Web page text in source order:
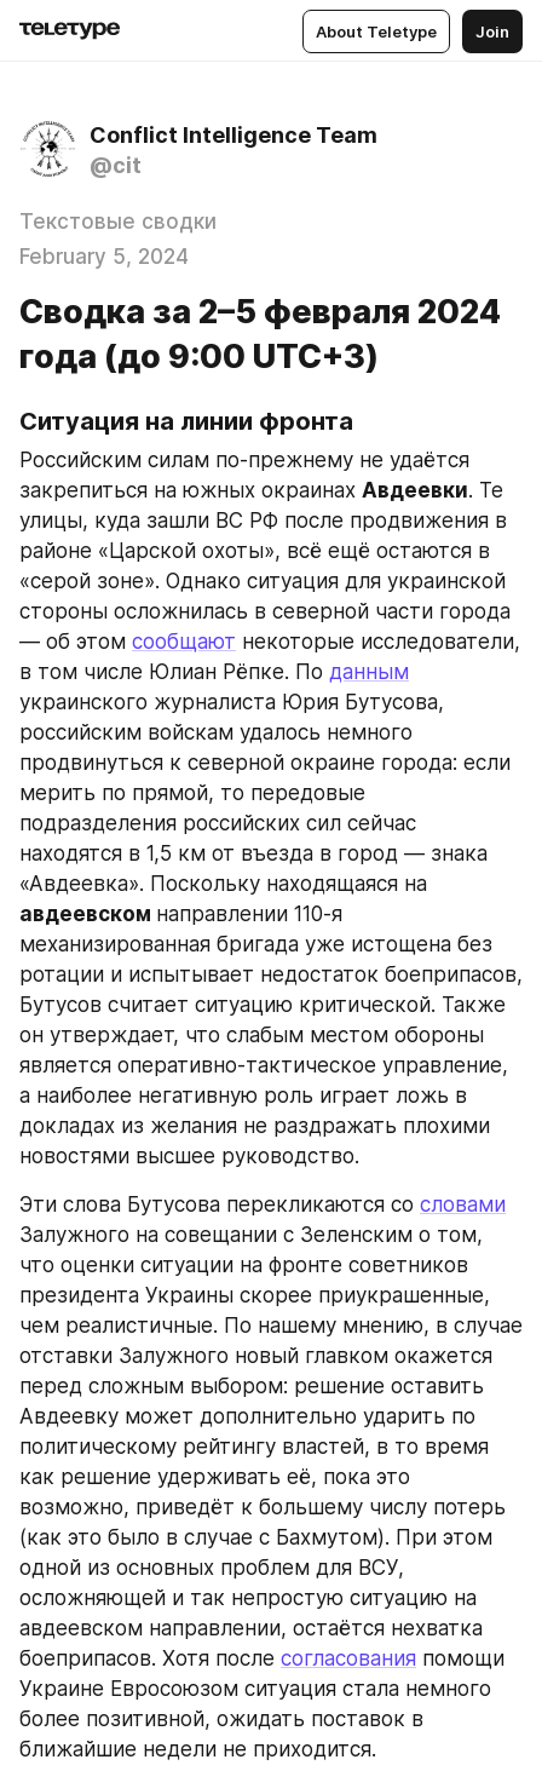
About Teletype Join
Conflict Intelligence Team
@cit
Текстовые сводки
February 5, 2024
Сводка за 2–5 февраля 2024
года (до 9:00 UTC+3)
Ситуация на линии фронта
Российским силам по-прежнему не удаётся
закрепиться на южных окраинах Авдеевки. Те
улицы, куда зашли ВС РФ после продвижения в
районе «Царской охоты», всё ещё остаются в
«серой зоне». Однако ситуация для украинской
стороны осложнилась в северной части города
— об этом сообщают некоторые исследователи,
в том числе Юлиан Рёпке. По данным
украинского журналиста Юрия Бутусова,
российским войскам удалось немного
продвинуться к северной окраине города: если
мерить по прямой, то передовые
подразделения российских сил сейчас
находятся в 1,5 км от въезда в город — знака
авдеевском направлении 110-я
механизированная бригада уже истощена без
ротации и испытывает недостаток боеприпасов,
Бутусов считает ситуацию критической. Также
он утверждает, что слабым местом обороны
является оперативно-тактическое управление,
а наиболее негативную роль играет ложь в
докладах из желания не раздражать плохими
новостями высшее руководство.
Эти слова Бутусова перекликаются со словами
Залужного на совещании с Зеленским о том,
что оценки ситуации на фронте советников
президента Украины скорее приукрашенные,
чем реалистичные. По нашему мнению, в случае
отставки Залужного новый главком окажется
перед сложным выбором: решение оставить
Авдеевку может дополнительно ударить по
политическому рейтингу властей, в то время
как решение удерживать её, пока это
возможно, приведёт к большему числу потерь
(как это было в случае с Бахмутом). При этом
одной из основных проблем для ВСУ,
осложняющей и так непростую ситуацию на
авдеевском направлении, остаётся нехватка
боеприпасов. Хотя после согласования помощи
Украине Евросоюзом ситуация стала немного
более позитивной, ожидать поставок в
ближайшие недели не приходится.